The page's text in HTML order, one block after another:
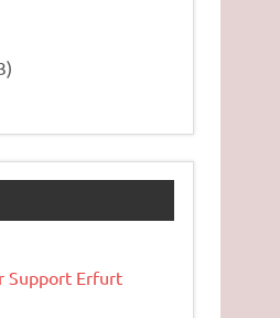
Support Erfurt